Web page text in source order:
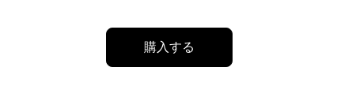
購入する